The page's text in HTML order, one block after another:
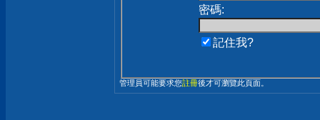
密碼:
記住我?
管理員可能要求您註冊後才可瀏覽此頁面。